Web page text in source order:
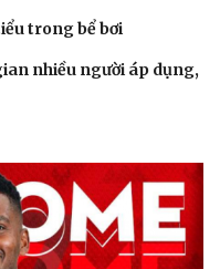
sống
đẹp
trong bể bơi
nhiều người áp dụng,